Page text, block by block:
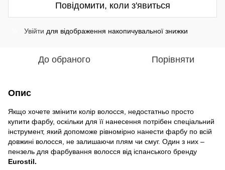
Повідомити, коли з'явиться
Увійти для відображення накопичувальної знижки
До обраного Порівняти
Опис
Якщо хочете змінити колір волосся, недостатньо просто
купити фарбу, оскільки для її нанесення потрібен спеціальний
інструмент, який допоможе рівномірно нанести фарбу по всій
довжині волосся, не залишаючи плям чи смуг. Один з них –
пензель для фарбування волосся від іспанського бренду
Eurostil.